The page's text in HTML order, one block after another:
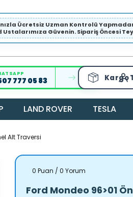
Ücretsiz Uzman Kontrolü
Güvenin. Sipariş Öncesi
777 05 83 Kargo
LAND ROVER TESLA
Alt Traversi
0 Puan / 0 Yorum
Ford Mondeo 96>01